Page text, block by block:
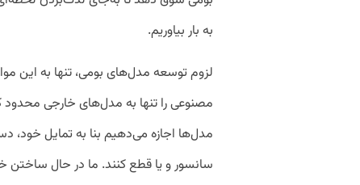
به بار بیاوریم.
لزوم توسعه مدل‌های بومی، تنها به این
مصنوعی را تنها به مدل‌های خارجی
مدل‌ها اجازه می‌دهیم بنا به تمایل خود،
سانسور و یا قطع کنند. ما در حال ساختن